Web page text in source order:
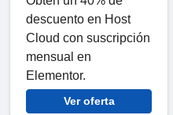
descuento en Host
Cloud con suscripción
mensual en
Elementor.
Ver oferta